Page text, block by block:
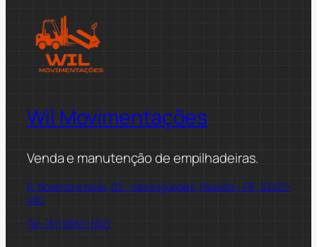
Wil Movimentações
Venda e manutenção de empilhadeiras.
R. Noventa e Nove, 02 – Maranguape II, Paulista – PE, 53421-
480
Tel: (81)98811-5021